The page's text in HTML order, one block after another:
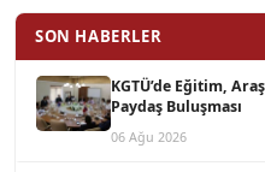
SON HABERLER
KGTÜ’de Eğitim,
Paydaş Buluşması
06 Ağu 2026